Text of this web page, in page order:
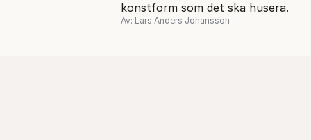
konstform som det ska husera.
Av: Lars Anders Johansson